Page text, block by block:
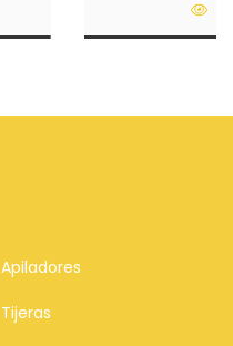
Apiladores
Tijeras